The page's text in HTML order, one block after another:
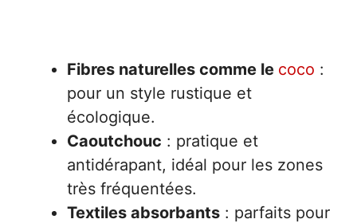
Fibres naturelles comme le coco :
pour un style rustique et
écologique.
Caoutchouc : pratique et
antidérapant, idéal pour les zones
très fréquentées.
Textiles absorbants : parfaits pour